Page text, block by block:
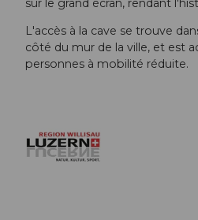
sur le grand écran, rendant
L'accès à la cave se trouve
côté du mur de la ville, et est
personnes à mobilité réduite.